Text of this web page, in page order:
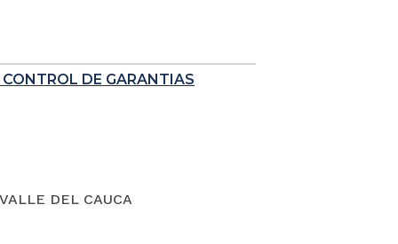
DE GARANTIAS
DEL CAUCA